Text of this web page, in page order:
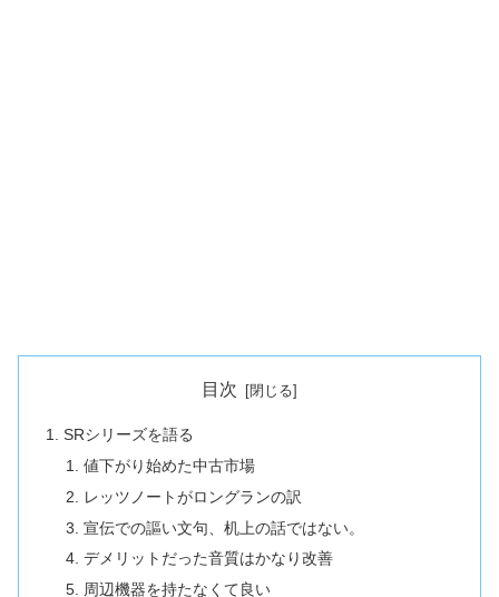
目次
SRシリーズを語る
値下がり始めた中古市場
レッツノートがロングランの訳
宣伝での謳い文句、机上の話ではない。
デメリットだった音質はかなり改善
周辺機器を持たなくて良い